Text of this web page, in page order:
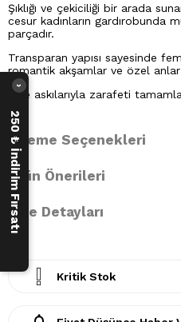
Şıklığı ve çekiciliği bir arada
cesur kadınların gardırobunda
parçadır.
Transparan yapısı sayesinde
romantik akşamlar ve özel
İnce askılarıyla zarafeti
Ödeme Seçenekleri
Ürün Önerileri
İade Detayları
Kritik Stok
250 ₺ İndirim Fırsatı
›